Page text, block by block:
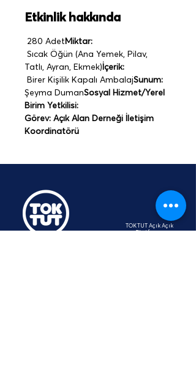
Etkinlik hakkında
280 Adet Miktar:
Tatlı, Ayran, Ekmek) İçerik:
Birer Kişilik Kapalı AmbalajSunum:
Şeyma DumanSosyal Hizmet/Yerel
Birim Yetkilisi:
Görev: Açık Alan Derneği İletişim
Koordinatörü
TOKTUT Açık Açık